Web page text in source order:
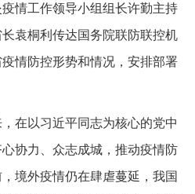
情工作领导小组组长许勤主持
袁桐利传达国务院联防联控机
情防控形势和情况，安排部署
在以习近平同志为核心的党中
协力、众志成城，推动疫情防
境外疫情仍在肆虐蔓延，我国